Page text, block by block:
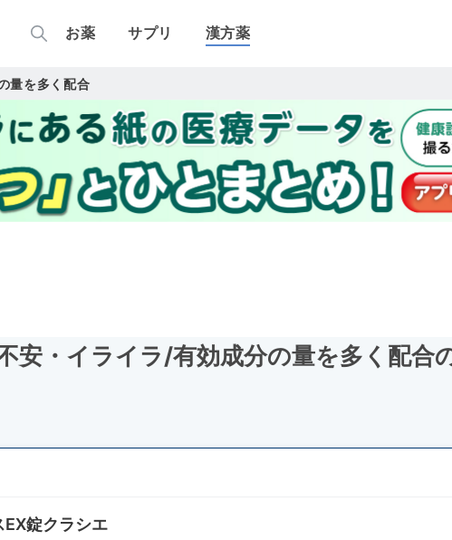
お薬 サプリ 漢方薬
量を多く配合
安・イライラ/有効成分の量を多く配合
錠クラシエ